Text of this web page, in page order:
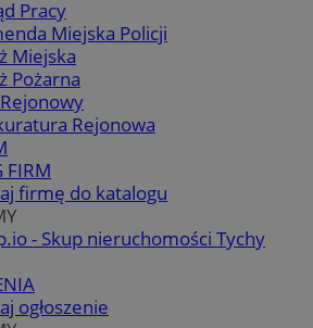
Pracy
Miejska Policji
Miejska
Pożarna
Rejonowa
FIRM
firmę do katalogu
- Skup nieruchomości Tychy
ogłoszenie